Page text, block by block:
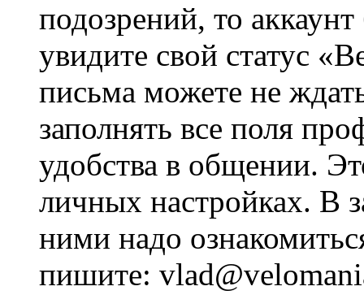
подозрений, то
увидите свой статус
письма можете не
заполнять все поля
удобства в общении.
личных настройках. В
ними надо
пишите: